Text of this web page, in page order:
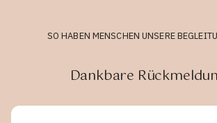
SO HABEN MENSCHEN UNSERE
Dankbare